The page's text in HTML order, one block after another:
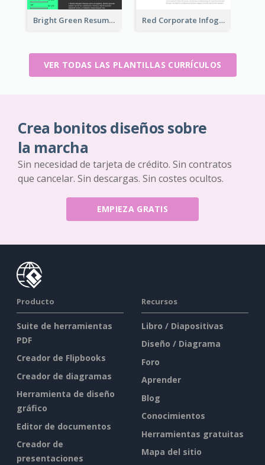
Bright Green Resume Red Corporate Infographic Resume
VER TODAS LAS PLANTILLAS CURRÍCULOS
Crea bonitos diseños sobre
la marcha
Sin necesidad de tarjeta de crédito. Sin contratos
que cancelar. Sin descargas. Sin costes ocultos.
EMPIEZA GRATIS
Producto
Suite de herramientas
PDF
Creador de Flipbooks
Creador de diagramas
Herramienta de diseño
gráfico
Editor de documentos
Creador de
presentaciones
Recursos
Libro / Diapositivas
Diseño / Diagrama
Foro
Aprender
Blog
Conocimientos
Herramientas gratuitas
Mapa del sitio